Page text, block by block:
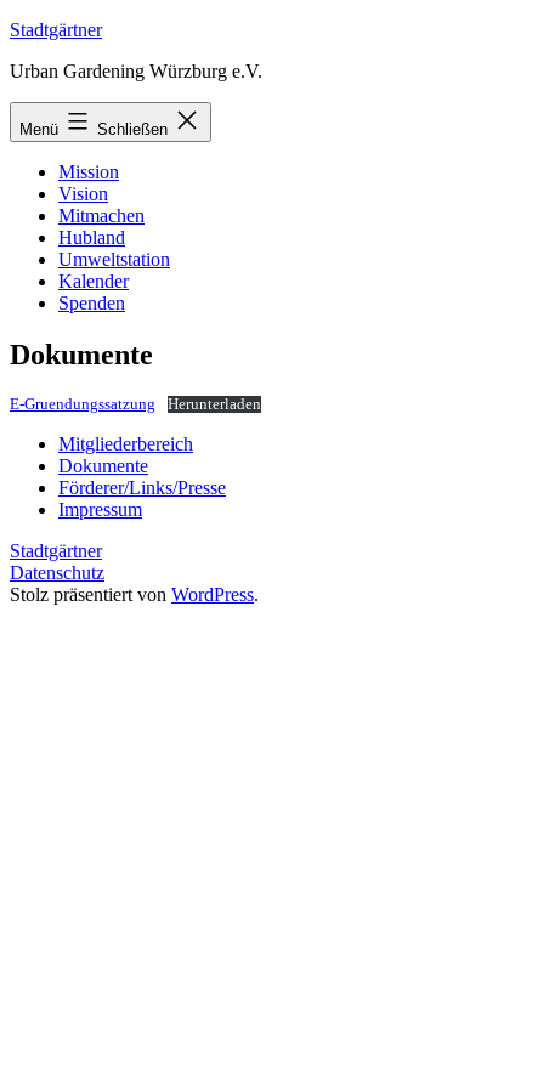
Zum
springen
Stadtgärtner
Urban Gardening Würzburg e.V.
Menü Schließen
Mission
Vision
Mitmachen
Hubland
Umweltstation
Kalender
Spenden
Dokumente
E-Gruendungssatzung Herunterladen
Mitgliederbereich
Dokumente
Förderer/Links/Presse
Impressum
Stadtgärtner
Datenschutz
Stolz präsentiert von WordPress.